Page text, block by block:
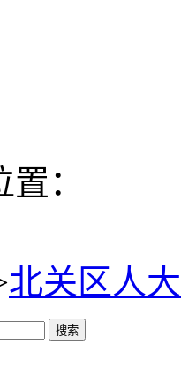
：
北关区人大
搜索